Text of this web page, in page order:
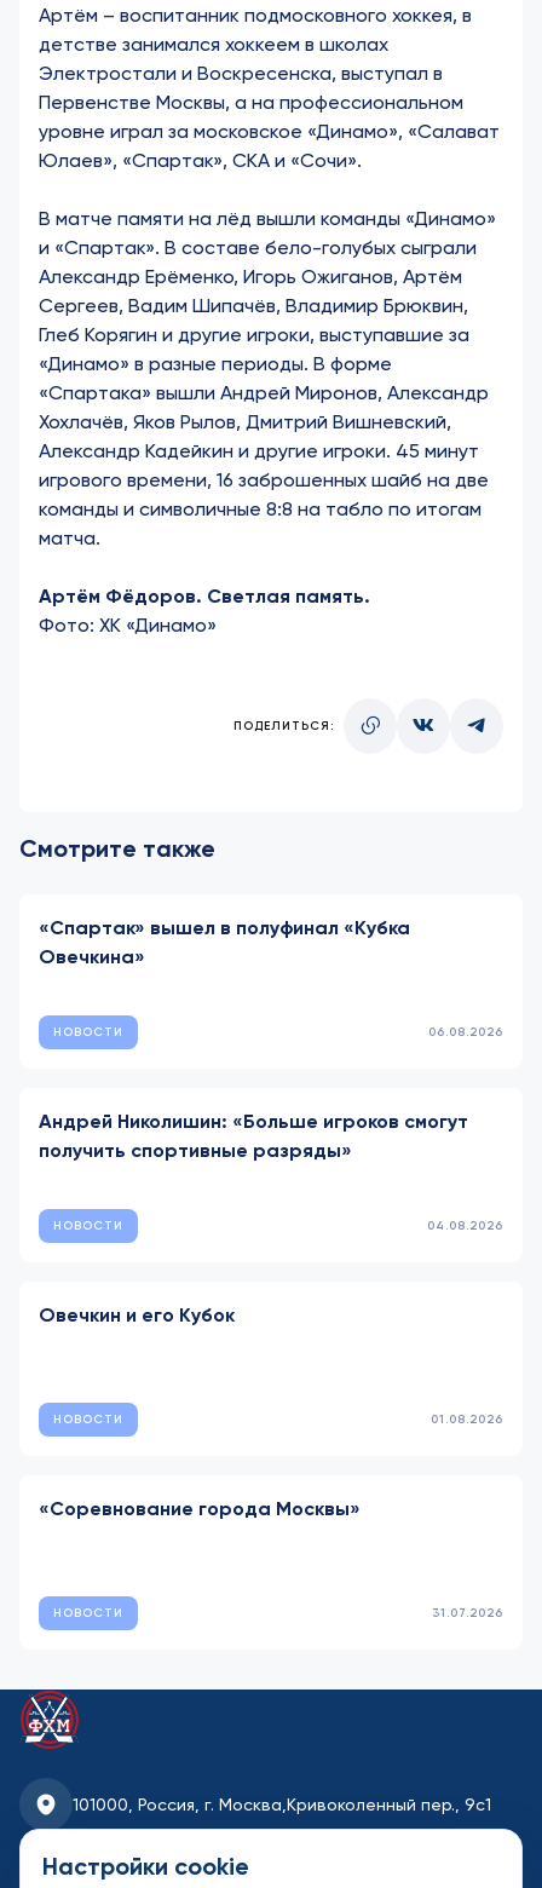
Артём – воспитанник подмосковного хоккея, в
детстве занимался хоккеем в школах
Электростали и Воскресенска, выступал в
Первенстве Москвы, а на профессиональном
уровне играл за московское «Динамо», «Салават
Юлаев», «Спартак», СКА и «Сочи».
В матче памяти на лёд вышли команды «Динамо»
и «Спартак». В составе бело-голубых сыграли
Александр Ерёменко, Игорь Ожиганов, Артём
Сергеев, Вадим Шипачёв, Владимир Брюквин,
Глеб Корягин и другие игроки, выступавшие за
«Динамо» в разные периоды. В форме
«Спартака» вышли Андрей Миронов, Александр
Хохлачёв, Яков Рылов, Дмитрий Вишневский,
Александр Кадейкин и другие игроки. 45 минут
игрового времени, 16 заброшенных шайб на две
команды и символичные 8:8 на табло по итогам
матча.
Артём Фёдоров. Светлая память.
Фото: ХК «Динамо»
ПОДЕЛИТЬСЯ:
Смотрите также
«Спартак» вышел в полуфинал «Кубка
Овечкина»
НОВОСТИ 06.08.2026
Андрей Николишин: «Больше игроков смогут
получить спортивные разряды»
НОВОСТИ 04.08.2026
Овечкин и его Кубок
НОВОСТИ 01.08.2026
«Соревнование города Москвы»
НОВОСТИ 31.07.2026
101000, Россия, г. Москва, Кривоколенный пер., 9с1
fhmoscow@mail.ru
Настройки cookie